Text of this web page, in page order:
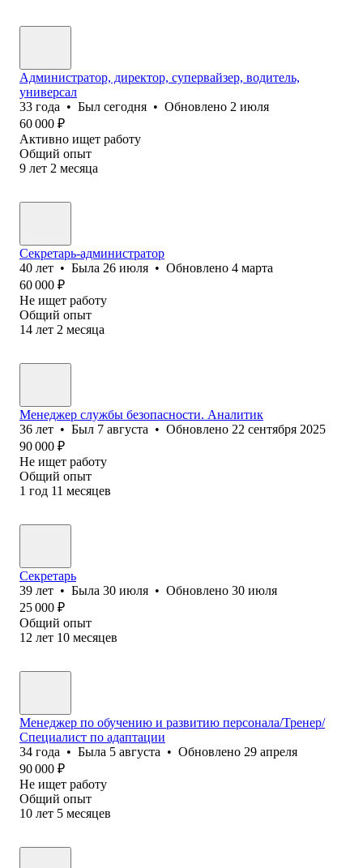
Администратор, директор, супервайзер, водитель,
универсал
33 года • Был сегодня • Обновлено 2 июля
60 000 ₽
Активно ищет работу
Общий опыт
9 лет 2 месяца
Секретарь-администратор
40 лет • Была 26 июля • Обновлено 4 марта
60 000 ₽
Не ищет работу
Общий опыт
14 лет 2 месяца
Менеджер службы безопасности. Аналитик
36 лет • Был 7 августа • Обновлено 22 сентября 2025
90 000 ₽
Не ищет работу
Общий опыт
1 год 11 месяцев
Секретарь
39 лет • Была 30 июля • Обновлено 30 июля
25 000 ₽
Общий опыт
12 лет 10 месяцев
Менеджер по обучению и развитию персонала/Тренер/
Специалист по адаптации
34 года • Была 5 августа • Обновлено 29 апреля
90 000 ₽
Не ищет работу
Общий опыт
10 лет 5 месяцев